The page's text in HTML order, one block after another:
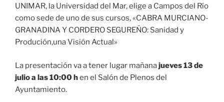
UNIMAR, la Universidad del Mar, elige a Campos del Río
como sede de uno de sus cursos, «CABRA MURCIANO-
GRANADINA Y CORDERO SEGUREÑO: Sanidad y
Produción,una Visión Actual»
La presentación va a tener lugar mañanajueves 13 de
julio a las 10:00 hen el Salón de Plenos del
Ayuntamiento.